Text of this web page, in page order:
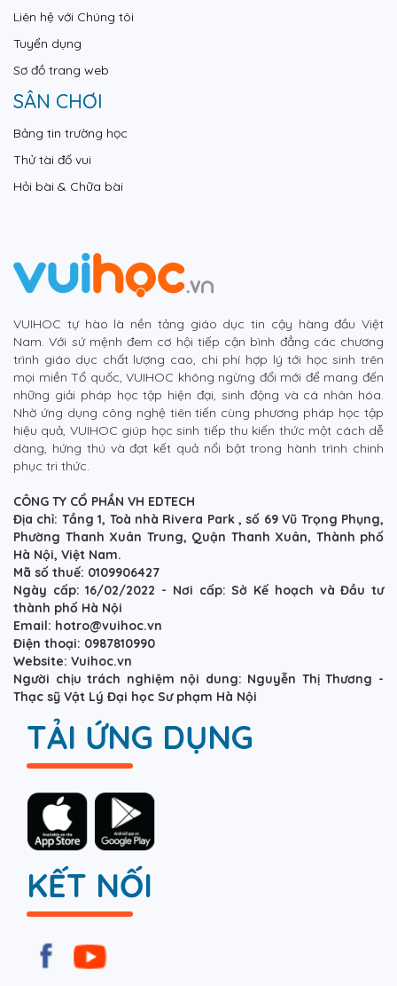
Liên hệ với Chúng tôi
Tuyển dụng
Sơ đồ trang web
SÂN CHƠI
Bảng tin trường học
Thử tài đố vui
Hỏi bài & Chữa bài
VUIHOC tự hào là nền tảng giáo dục tin cậy hàng đầu Việt
Nam. Với sứ mệnh đem cơ hội tiếp cận bình đẳng các chương
trình giáo dục chất lượng cao, chi phí hợp lý tới học sinh trên
mọi miền Tổ quốc, VUIHOC không ngừng đổi mới để mang đến
những giải pháp học tập hiện đại, sinh động và cá nhân hóa.
Nhờ ứng dụng công nghệ tiên tiến cùng phương pháp học tập
hiệu quả, VUIHOC giúp học sinh tiếp thu kiến thức một cách dễ
dàng, hứng thú và đạt kết quả nổi bật trong hành trình chinh
phục tri thức.
CÔNG TY CỔ PHẦN VH EDTECH
Địa chỉ: Tầng 1, Toà nhà Rivera Park , số 69 Vũ Trọng Phụng,
Phường Thanh Xuân Trung, Quận Thanh Xuân, Thành phố
Hà Nội, Việt Nam.
Mã số thuế: 0109906427
Ngày cấp: 16/02/2022 - Nơi cấp: Sở Kế hoạch và Đầu tư
thành phố Hà Nội
Email: hotro@vuihoc.vn
Điện thoại: 0987810990
Website: Vuihoc.vn
Người chịu trách nghiệm nội dung: Nguyễn Thị Thương -
Thạc sỹ Vật Lý Đại học Sư phạm Hà Nội
TẢI ỨNG DỤNG
KẾT NỐI